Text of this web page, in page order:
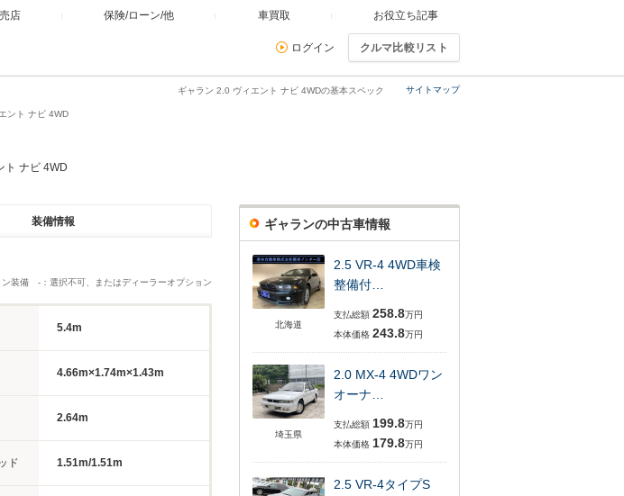
店 保険/ローン/他 車買取 お役立ち記事
ログイン クルマ比較リスト
サイトマップ
ギャラン 2.0 ヴィエント ナビ 4WDの基本スペック
ント ナビ 4WD
ト ナビ 4WD
装備情報
備 -：選択不可、またはディーラーオプション
5.4m
4.66m×1.74m×1.43m
2.64m
ド 1.51m/1.51m
ギャランの中古車情報
北海道
2.5 VR-4 4WD車検
整備付…
支払総額 258.8万円
本体価格 243.8万円
埼玉県
2.0 MX-4 4WDワン
オーナ…
支払総額 199.8万円
本体価格 179.8万円
2.5 VR-4タイプS